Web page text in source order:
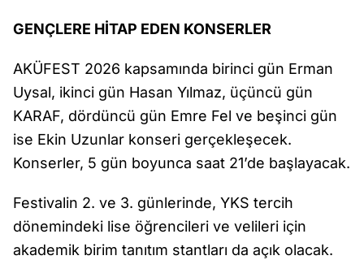
GENÇLERE HİTAP EDEN KONSERLER
AKÜFEST 2026 kapsamında birinci gün Erman
Uysal, ikinci gün Hasan Yılmaz, üçüncü gün
KARAF, dördüncü gün Emre Fel ve beşinci gün
ise Ekin Uzunlar konseri gerçekleşecek.
Konserler, 5 gün boyunca saat 21’de başlayacak.
Festivalin 2. ve 3. günlerinde, YKS tercih
dönemindeki lise öğrencileri ve velileri için
akademik birim tanıtım stantları da açık olacak.